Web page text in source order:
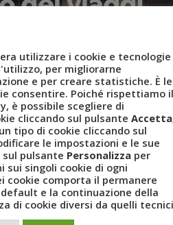
utilizzare i cookie e tecnologie
per migliorarne
e per creare statistiche. È
consentire. Poiché rispettiamo il
è possibile scegliere di
cliccando sul pulsante Accetta
tipo di cookie cliccando sul
le impostazioni e le sue
pulsante Personalizza per
sui singoli cookie di ogni
cookie comporta il permanere
e la continuazione della
di cookie diversi da quelli